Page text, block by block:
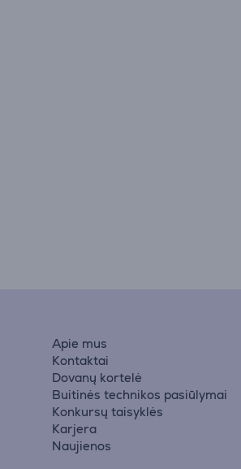
Apie mus
Kontaktai
Dovanų kortelė
Buitinės technikos pasiūlymai
Konkursų taisyklės
Karjera
Naujienos